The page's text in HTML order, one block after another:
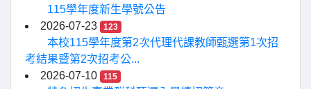
115學年度新生學號公告
2026-07-23
123
本校115學年度第2次代理代課教師甄選第1次招
考結果暨第2次招考公...
2026-07-10
115